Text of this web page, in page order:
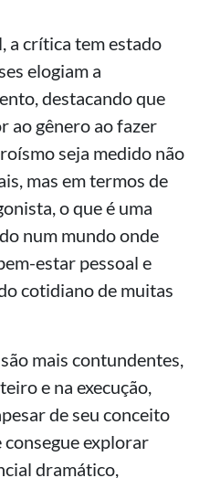
a crítica tem estado
elogiam a
destacando que
ao gênero ao fazer
seja medido não
mas em termos de
o que é uma
num mundo onde
estar pessoal e
cotidiano de muitas
mais contundentes,
e na execução,
de seu conceito
explorar
dramático,